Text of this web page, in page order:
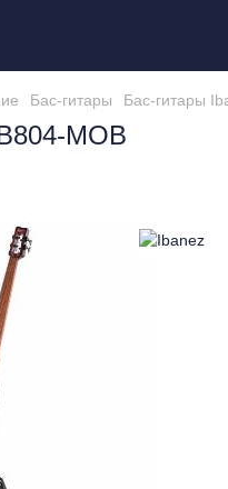
Бас-гитары Бас-гитары
MOB